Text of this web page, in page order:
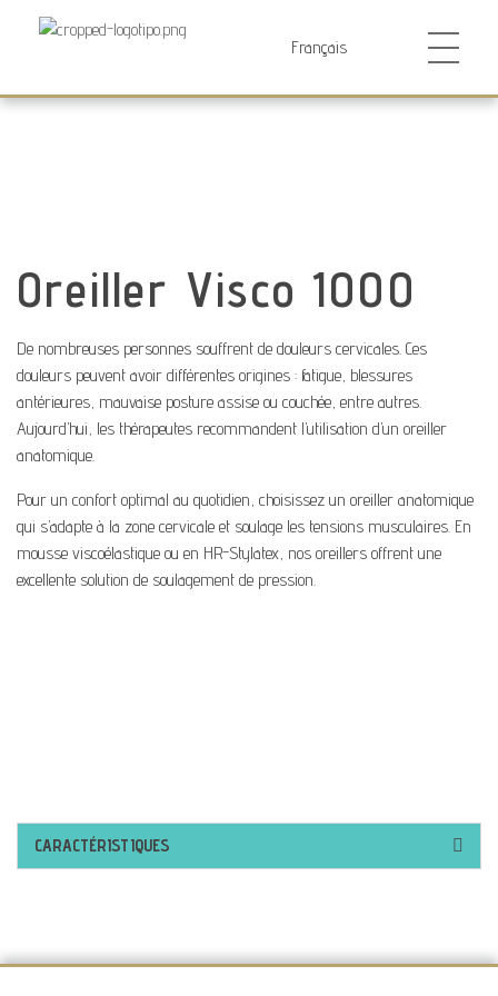
Oreiller Visco 1000
De nombreuses personnes souffrent de douleurs cervicales. Ces
douleurs peuvent avoir différentes origines : fatigue, blessures
antérieures, mauvaise posture assise ou couchée, entre autres.
Aujourd’hui, les thérapeutes recommandent l’utilisation d’un oreiller
anatomique.
Pour un confort optimal au quotidien, choisissez un oreiller anatomique
qui s’adapte à la zone cervicale et soulage les tensions musculaires. En
mousse viscoélastique ou en HR-Stylatex, nos oreillers offrent une
excellente solution de soulagement de pression.
CARACTÉRISTIQUES